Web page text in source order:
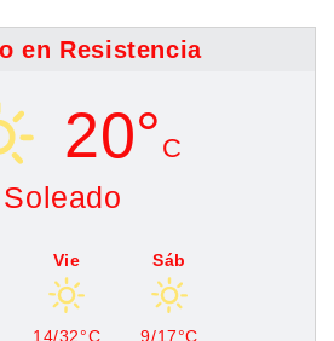
en Resistencia
20° C
Soleado
Vie
14/32°C
Sáb
9/17°C